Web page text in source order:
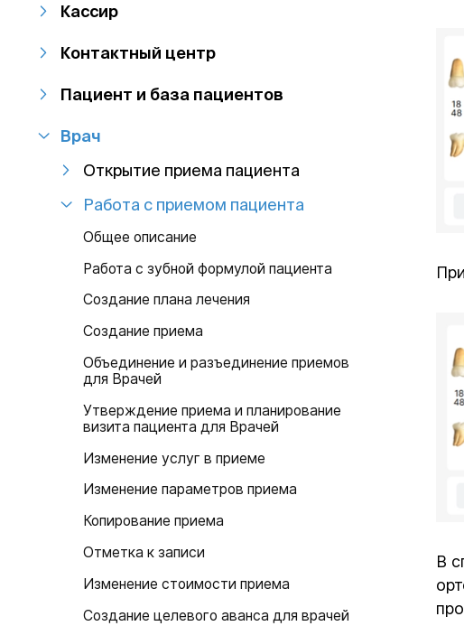
Кассир
Контактный центр
Пациент и база пациентов
Врач
Открытие приема пациента
Работа с приемом пациента
Общее описание
Работа с зубной формулой пациента
Создание плана лечения
Создание приема
Объединение и разъединение приемов
для Врачей
Утверждение приема и планирование
визита пациента для Врачей
Изменение услуг в приеме
Изменение параметров приема
Копирование приема
Отметка к записи
Изменение стоимости приема
Создание целевого аванса для врачей
В